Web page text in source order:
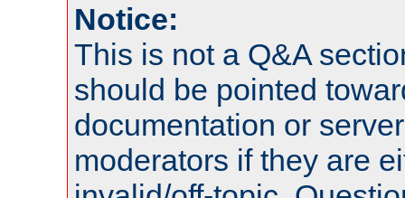
Notice:
This is not a Q&A
should be pointed
documentation or
moderators if they are